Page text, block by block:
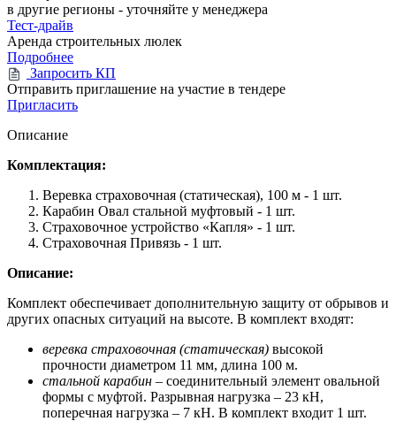
в другие регионы - уточняйте у менеджера
Тест-драйв
Аренда строительных люлек
Подробнее
Запросить КП
Отправить приглашение на участие в тендере
Пригласить
Описание
Комплектация:
Веревка страховочная (статическая), 100 м - 1 шт.
Карабин Овал стальной муфтовый - 1 шт.
Страховочное устройство «Капля» - 1 шт.
Страховочная Привязь - 1 шт.
Описание:
Комплект обеспечивает дополнительную защиту от обрывов и
других опасных ситуаций на высоте. В комплект входят:
веревка страховочная (статическая) высокой
прочности диаметром 11 мм, длина 100 м.
стальной карабин – соединительный элемент овальной
формы с муфтой. Разрывная нагрузка – 23 кН,
поперечная нагрузка – 7 кН. В комплект входит 1 шт.